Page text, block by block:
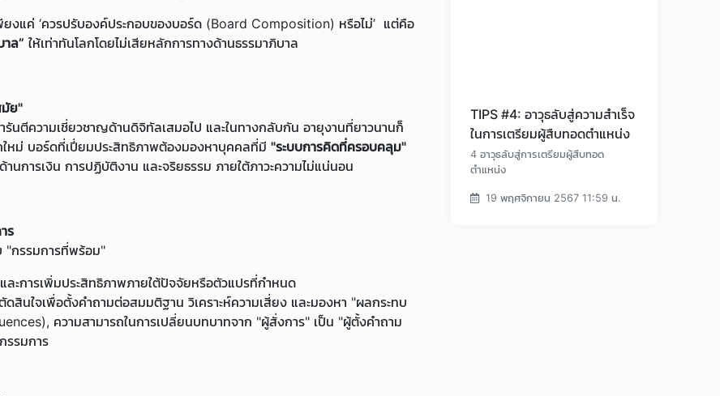
งแค่ ‘ควรปรับองค์ประกอบของบอร์ด (Board Composition) หรือไม่’ แต่คือ
าล” ให้เท่าทันโลกโดยไม่เสียหลักการทางด้านธรรมาภิบาล
มัย"
นตีความเชี่ยวชาญด้านดิจิทัลเสมอไป และในทางกลับกัน อายุงานที่ยาวนานก็
ใหม่ บอร์ดที่เปี่ยมประสิทธิภาพต้องมองหาบุคคลที่มี "ระบบการคิดที่ครอบคลุม"
านการเงิน การปฏิบัติงาน และจริยธรรม ภายใต้ภาวะความไม่แน่นอน
ร
"กรรมการที่พร้อม"
ละการเพิ่มประสิทธิภาพภายใต้ปัจจัยหรือตัวแปรที่กำหนด
สินใจเพื่อตั้งคำถามต่อสมมติฐาน วิเคราะห์ความเสี่ยง และมองหา "ผลกระทบ
ความสามารถในการเปลี่ยนบทบาทจาก "ผู้สั่งการ" เป็น "ผู้ตั้งคำถาม
รรมการ
TIPS #4: อาวุธลับสู่ความสำเร็จ
ในการเตรียมผู้สืบทอดตำแหน่ง
4 อาวุธลับสู่การเตรียมผู้สืบทอด
ตำแหน่ง
19 พฤศจิกายน 2567 11:59 น.
Loading...